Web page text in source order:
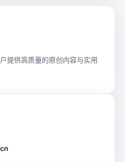
提供高质量的原创内容与实用